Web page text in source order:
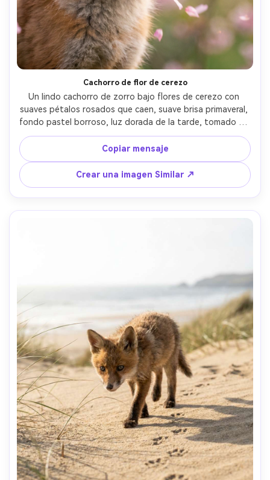
Cachorro de flor de cerezo
Un lindo cachorro de zorro bajo flores de cerezo con
suaves pétalos rosados que caen, suave brisa primaveral,
fondo pastel borroso, luz dorada de la tarde, tomado en
Fujifilm X-T5 con 56 mm f/1.2, retrato de primer plano,
bokeh soñador, piel fotorealista, suave color romántico
Grado- -ar 4:5
Copiar mensaje
Crear una imagen Similar ↗